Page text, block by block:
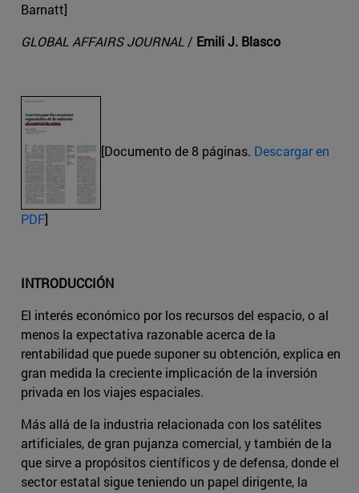
Barnatt]
GLOBAL AFFAIRS JOURNAL/ Emili J. Blasco
[Documento de 8 páginas. Descargar en
PDF]
INTRODUCCIÓN
El interés económico por los recursos del espacio, o al
menos la expectativa razonable acerca de la
rentabilidad que puede suponer su obtención, explica en
gran medida la creciente implicación de la inversión
privada en los viajes espaciales.
Más allá de la industria relacionada con los satélites
artificiales, de gran pujanza comercial, y también de la
que sirve a propósitos científicos y de defensa, donde el
sector estatal sigue teniendo un papel dirigente, la